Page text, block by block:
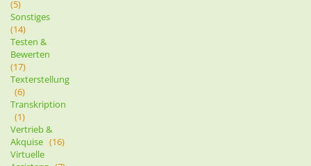
(5)
Sonstiges
(14)
Testen &
Bewerten
(17)
Texterstellung
(6)
Transkription
(1)
Vertrieb &
Akquise (16)
Virtuelle